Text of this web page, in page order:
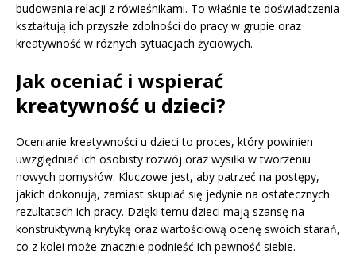
budowania relacji z rówieśnikami. To właśnie te doświadczenia
kształtują ich przyszłe zdolności do pracy w grupie oraz
kreatywność w różnych sytuacjach życiowych.
Jak oceniać i wspierać
kreatywność u dzieci?
Ocenianie kreatywności u dzieci to proces, który powinien
uwzględniać ich osobisty rozwój oraz wysiłki w tworzeniu
nowych pomysłów. Kluczowe jest, aby patrzeć na postępy,
jakich dokonują, zamiast skupiać się jedynie na ostatecznych
rezultatach ich pracy. Dzięki temu dzieci mają szansę na
konstruktywną krytykę oraz wartościową ocenę swoich starań,
co z kolei może znacznie podnieść ich pewność siebie.